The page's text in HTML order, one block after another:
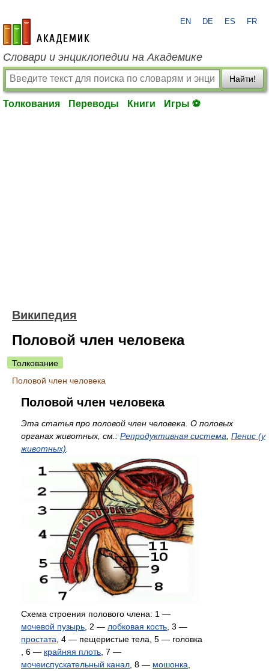
academic.ru
EN DE ES FR
Словари и энциклопедии на Академике
Найти!
Толкования Переводы Книги Игры ⚽
Википедия
Половой член человека
Толкование
Половой член человека
Половой член человека
Эта статья про половой член человека. О половых
органах животных, см.: Репродуктивная система Пенис (у
животных)
Схема строения полового члена: 1 —
мочевой пузырь , 2 — лобковая кость , 3 —
простата , 4 — пещеристые тела, 5 — головка
, 6 — крайняя плоть , 7 —
мочеиспускательный канал , 8 — мошонка